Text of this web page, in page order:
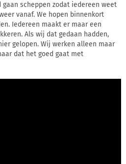
scheppen zodat iedereen weet
vanaf. We hopen binnenkort
Iedereen maakt er maar een
Als wij dat gedaan hadden,
gelopen. Wij werken alleen maar
dat het goed gaat met